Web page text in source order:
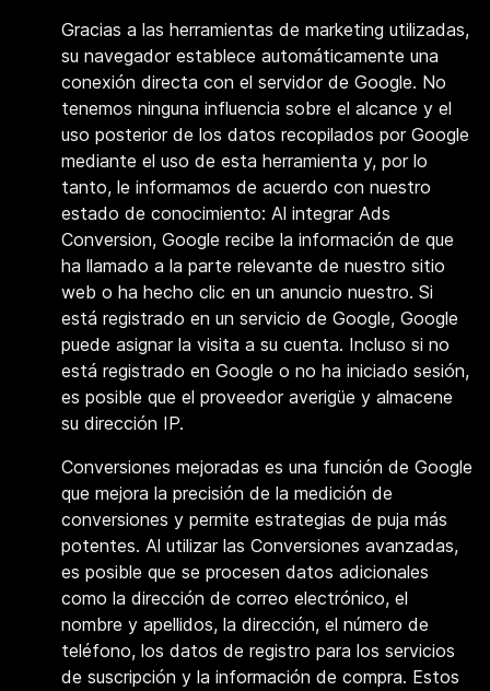
Gracias a las herramientas de marketing utilizadas,
su navegador establece automáticamente una
conexión directa con el servidor de Google. No
tenemos ninguna influencia sobre el alcance y el
uso posterior de los datos recopilados por Google
mediante el uso de esta herramienta y, por lo
tanto, le informamos de acuerdo con nuestro
estado de conocimiento: Al integrar Ads
Conversion, Google recibe la información de que
ha llamado a la parte relevante de nuestro sitio
web o ha hecho clic en un anuncio nuestro. Si
está registrado en un servicio de Google, Google
puede asignar la visita a su cuenta. Incluso si no
está registrado en Google o no ha iniciado sesión,
es posible que el proveedor averigüe y almacene
su dirección IP.
Conversiones mejoradas es una función de Google
que mejora la precisión de la medición de
conversiones y permite estrategias de puja más
potentes. Al utilizar las Conversiones avanzadas,
es posible que se procesen datos adicionales
como la dirección de correo electrónico, el
nombre y apellidos, la dirección, el número de
teléfono, los datos de registro para los servicios
de suscripción y la información de compra. Estos